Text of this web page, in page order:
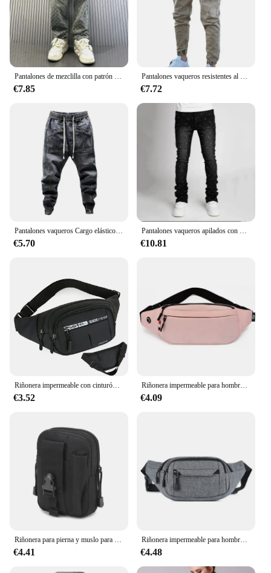
€7.85 €7.72
€5.70 €10.81
€3.52
Riñonera impermeable para hombre y mujer, bolso de hombro cruzado, bolso lateral tipo canguro
€4.09
€4.41
Riñonera impermeable para hombre y mujer, bolso de hombro cruzado, plátano, canguro
€4.48